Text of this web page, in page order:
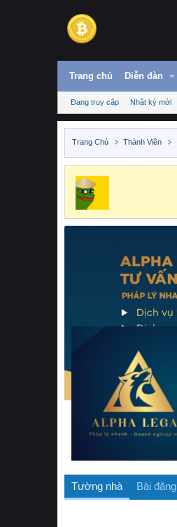
Trang chủ Diễn đàn
Đang truy cập Nhật ký mới
Trang Chủ Thành Viên
Tường nhà Bài đăng